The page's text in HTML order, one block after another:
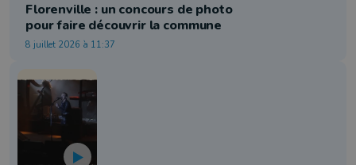
Florenville : un concours de photo
pour faire découvrir la commune
8 juillet 2026 à 11:37